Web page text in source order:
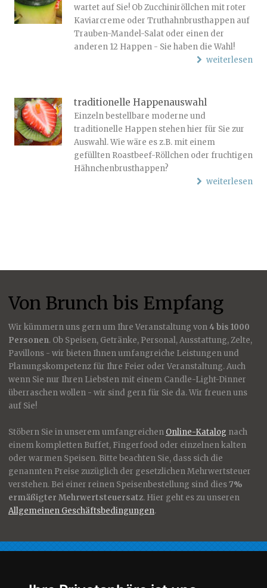
wartet auf Sie! Ob Zucchiniröllchen mit roter
Kaviarcreme oder Truthahnbrusthappen auf
Trauben-Mandel-Salat oder einen der
anderen 12 Happen - Sie haben die Wahl!
weiterlesen
traditionelle Happenauswahl
Einzeln bestellbare moderne und
traditionelle Happen stehen hier für Sie zur
Auswahl. Wie wäre es z.B. mit einem
gefüllten Roastbeef-Röllchen oder fruchtigen
Hähnchenbrusthappen?
weiterlesen
Von Brunch bis Empfang
Wir kümmern uns gern um Ihre Veranstaltung von4 bis 1000
Personen. Ob Speisen, Getränke, Personal, Ausstattung, Zelte,
Pavillons - wir bieten Ihnen umfangreiche Leistungen und
Planungskompetenz für Ihre Feier oder Veranstaltung. Auch
wenn Sie nur Ihren Liebsten mit einem Candle-Light-Dinner
überraschen wollen - wir sind gern für Sie da. Wir freuen uns
auf Sie!
Stöbern Sie in unserem umfangreichen Online-Katalog nach
einem kompletten Buffet, Fingerfood oder einzelnen kalten
oder warmen Speisen. Bitte beachten Sie, dass sich die
genannten Preise zuzüglich der gesetzlichen Mehrwertsteuer
verstehen. Bei einer reinen Speisenbestellung sind dies7%
ermäßigter Mehrwertsteuersatz. Hier geht es zu unseren
Allgemeinen Geschäftsbedingungen.
Für Sie nur das Beste!